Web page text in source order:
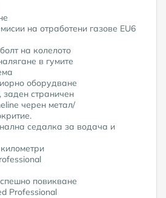
на отработени газове EU6
на колелото
в гумите
оборудване
заден страничен
черен метал/
седалка за водача и
повикване
Professional